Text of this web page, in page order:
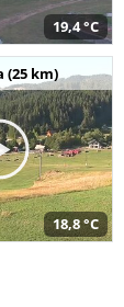
19,4 °C
(25 km)
18,8 °C